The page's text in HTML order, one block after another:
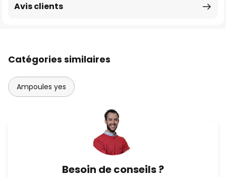
Avis clients
Catégories similaires
Ampoules yes
Besoin de conseils ?